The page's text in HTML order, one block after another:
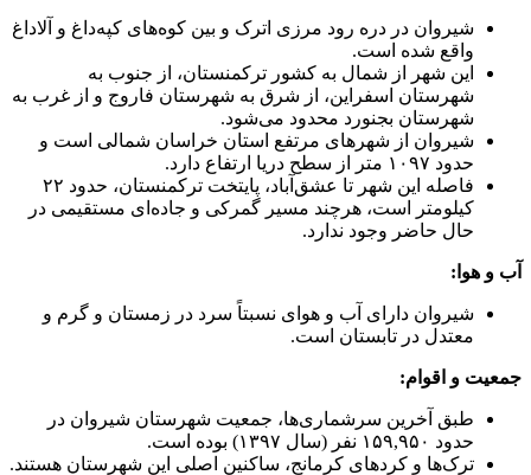
شیروان در دره رود مرزی اترک و بین کوه‌های کپه‌داغ و آلاداغ
واقع شده است.
این شهر از شمال به کشور ترکمنستان، از جنوب به
شهرستان اسفراین، از شرق به شهرستان فاروج و از غرب به
شهرستان بجنورد محدود می‌شود.
شیروان از شهرهای مرتفع استان خراسان شمالی است و
حدود ۱۰۹۷ متر از سطح دریا ارتفاع دارد.
فاصله این شهر تا عشق‌آباد، پایتخت ترکمنستان، حدود ۲۲
کیلومتر است، هرچند مسیر گمرکی و جاده‌ای مستقیمی در
حال حاضر وجود ندارد.
آب و هوا:
شیروان دارای آب و هوای نسبتاً سرد در زمستان و گرم و
معتدل در تابستان است.
جمعیت و اقوام:
طبق آخرین سرشماری‌ها، جمعیت شهرستان شیروان در
حدود ۱۵۹,۹۵۰ نفر (سال ۱۳۹۷) بوده است.
ترک‌ها و کردهای کرمانج، ساکنین اصلی این شهرستان هستند.